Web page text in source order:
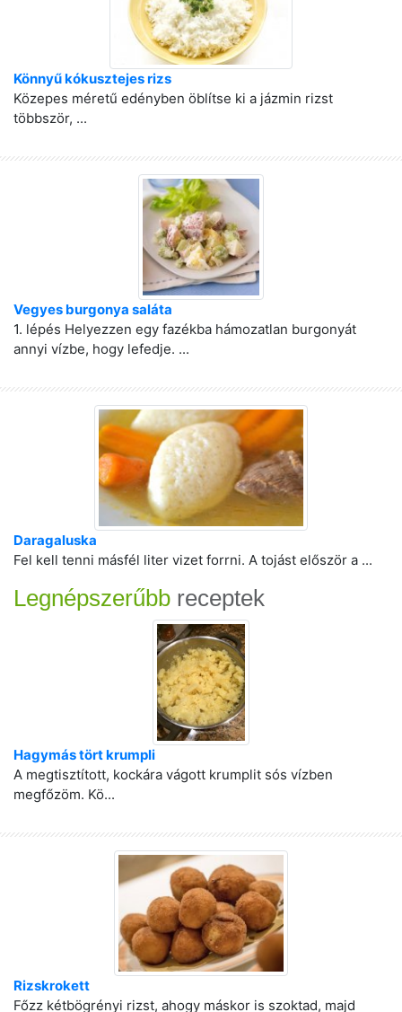
Könnyű kókusztejes rizs
Közepes méretű edényben öblítse ki a jázmin rizst
többször, ...
Vegyes burgonya saláta
1. lépés Helyezzen egy fazékba hámozatlan burgonyát
annyi vízbe, hogy lefedje. ...
Daragaluska
Fel kell tenni másfél liter vizet forrni. A tojást először a ...
Legnépszerűbb receptek
Hagymás tört krumpli
A megtisztított, kockára vágott krumplit sós vízben
megfőzöm. Kö...
Rizskrokett
Főzz kétbögrényi rizst, ahogy máskor is szoktad, majd